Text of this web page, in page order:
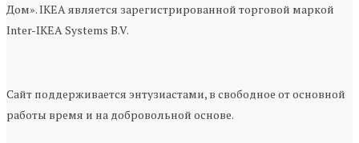
Дом». IKEA является зарегистрированной торговой маркой
Inter-IKEA Systems B.V.
Сайт поддерживается энтузиастами, в свободное от основной
работы время и на добровольной основе.